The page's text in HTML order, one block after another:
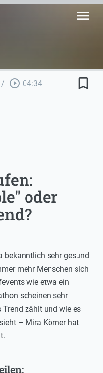
menu
/ play_circle_outline 04:34 bookmark_border
oder
bekanntlich sehr gesund
mehr Menschen sich
wie etwa ein
scheinen sehr
zählt und wie es
– Mira Körner hat